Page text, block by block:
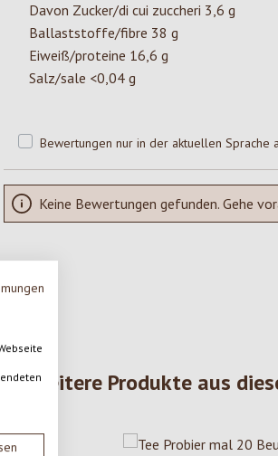
Davon Zucker/di cui zuccheri 3,6 g
Ballaststoffe/fibre 38 g
Eiweiß/proteine 16,6 g
Salz/sale <0,04 g
Bewertungen nur in der aktuellen Sprache
Keine Bewertungen gefunden. Gehe
Weitere Produkte aus